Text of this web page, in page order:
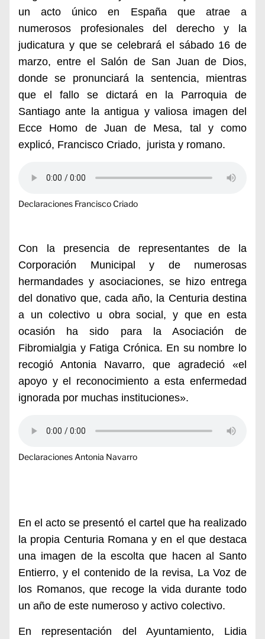
un acto único en España que atrae a
numerosos profesionales del derecho y la
judicatura y que se celebrará el sábado 16 de
marzo, entre el Salón de San Juan de Dios,
donde se pronunciará la sentencia, mientras
que el fallo se dictará en la Parroquia de
Santiago ante la antigua y valiosa imagen del
Ecce Homo de Juan de Mesa, tal y como
explicó, Francisco Criado, jurista y romano.
Declaraciones Francisco Criado
Con la presencia de representantes de la
Corporación Municipal y de numerosas
hermandades y asociaciones, se hizo entrega
del donativo que, cada año, la Centuria destina
a un colectivo u obra social, y que en esta
ocasión ha sido para la Asociación de
Fibromialgia y Fatiga Crónica. En su nombre lo
recogió Antonia Navarro, que agradeció «el
apoyo y el reconocimiento a esta enfermedad
ignorada por muchas instituciones».
Declaraciones Antonia Navarro
En el acto se presentó el cartel que ha realizado
la propia Centuria Romana y en el que destaca
una imagen de la escolta que hacen al Santo
Entierro, y el contenido de la revisa, La Voz de
los Romanos, que recoge la vida durante todo
un año de este numeroso y activo colectivo.
En representación del Ayuntamiento, Lidia